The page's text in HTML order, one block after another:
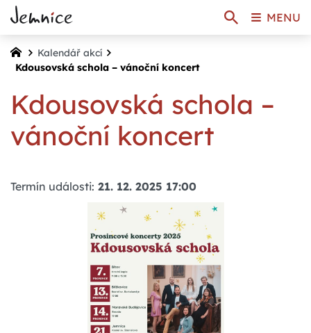
Kalendář akcí
Kdousovská schola – vánoční koncert
Kdousovská schola –
vánoční koncert
Termín události: 21. 12. 2025 17:00
MENU